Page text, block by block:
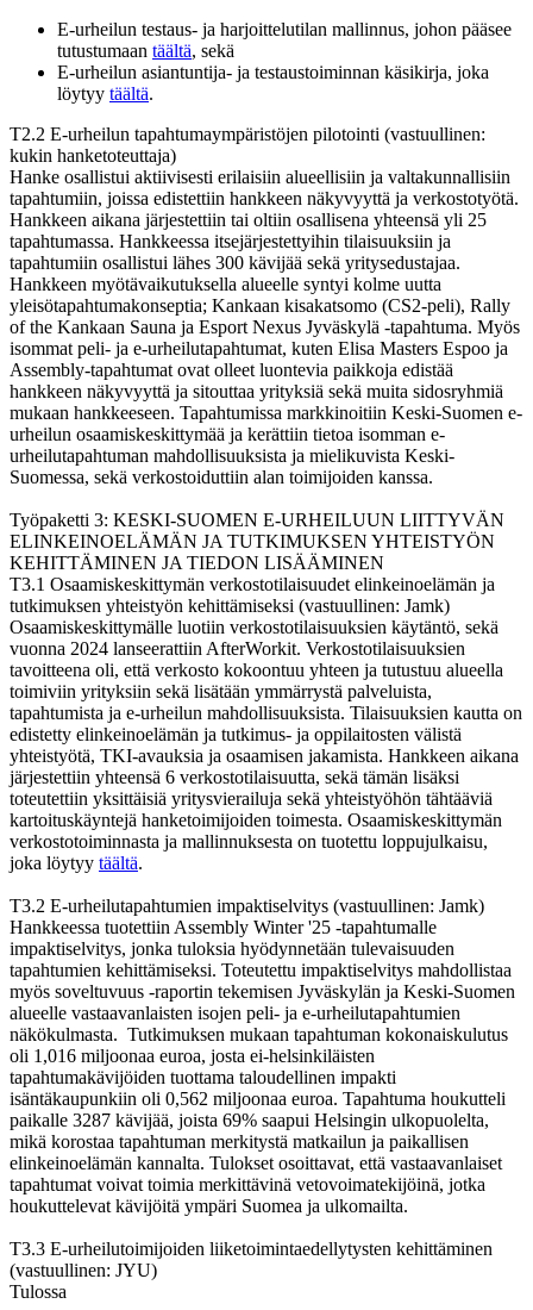
E-urheilun testaus- ja harjoittelutilan mallinnus, johon pääsee
tutustumaan täältä, sekä
E-urheilun asiantuntija- ja testaustoiminnan käsikirja, joka
löytyy täältä.
T2.2 E-urheilun tapahtumaympäristöjen pilotointi (vastuullinen:
kukin hanketoteuttaja)
Hanke osallistui aktiivisesti erilaisiin alueellisiin ja valtakunnallisiin
tapahtumiin, joissa edistettiin hankkeen näkyvyyttä ja verkostotyötä.
Hankkeen aikana järjestettiin tai oltiin osallisena yhteensä yli 25
tapahtumassa. Hankkeessa itsejärjestettyihin tilaisuuksiin ja
tapahtumiin osallistui lähes 300 kävijää sekä yritysedustajaa.
Hankkeen myötävaikutuksella alueelle syntyi kolme uutta
yleisötapahtumakonseptia; Kankaan kisakatsomo (CS2-peli), Rally
of the Kankaan Sauna ja Esport Nexus Jyväskylä -tapahtuma. Myös
isommat peli- ja e-urheilutapahtumat, kuten Elisa Masters Espoo ja
Assembly-tapahtumat ovat olleet luontevia paikkoja edistää
hankkeen näkyvyyttä ja sitouttaa yrityksiä sekä muita sidosryhmiä
mukaan hankkeeseen. Tapahtumissa markkinoitiin Keski-Suomen e-
urheilun osaamiskeskittymää ja kerättiin tietoa isomman e-
urheilutapahtuman mahdollisuuksista ja mielikuvista Keski-
Suomessa, sekä verkostoiduttiin alan toimijoiden kanssa.
Työpaketti 3: KESKI-SUOMEN E-URHEILUUN LIITTYVÄN
ELINKEINOELÄMÄN JA TUTKIMUKSEN YHTEISTYÖN
KEHITTÄMINEN JA TIEDON LISÄÄMINEN
T3.1 Osaamiskeskittymän verkostotilaisuudet elinkeinoelämän ja
tutkimuksen yhteistyön kehittämiseksi (vastuullinen: Jamk)
Osaamiskeskittymälle luotiin verkostotilaisuuksien käytäntö, sekä
vuonna 2024 lanseerattiin AfterWorkit. Verkostotilaisuuksien
tavoitteena oli, että verkosto kokoontuu yhteen ja tutustuu alueella
toimiviin yrityksiin sekä lisätään ymmärrystä palveluista,
tapahtumista ja e-urheilun mahdollisuuksista. Tilaisuuksien kautta on
edistetty elinkeinoelämän ja tutkimus- ja oppilaitosten välistä
yhteistyötä, TKI-avauksia ja osaamisen jakamista. Hankkeen aikana
järjestettiin yhteensä 6 verkostotilaisuutta, sekä tämän lisäksi
toteutettiin yksittäisiä yritysvierailuja sekä yhteistyöhön tähtääviä
kartoituskäyntejä hanketoimijoiden toimesta. Osaamiskeskittymän
verkostotoiminnasta ja mallinnuksesta on tuotettu loppujulkaisu,
joka löytyy täältä.
T3.2 E-urheilutapahtumien impaktiselvitys (vastuullinen: Jamk)
Hankkeessa tuotettiin Assembly Winter '25 -tapahtumalle
impaktiselvitys, jonka tuloksia hyödynnetään tulevaisuuden
tapahtumien kehittämiseksi. Toteutettu impaktiselvitys mahdollistaa
myös soveltuvuus -raportin tekemisen Jyväskylän ja Keski-Suomen
alueelle vastaavanlaisten isojen peli- ja e-urheilutapahtumien
näkökulmasta. Tutkimuksen mukaan tapahtuman kokonaiskulutus
oli 1,016 miljoonaa euroa, josta ei-helsinkiläisten
tapahtumakävijöiden tuottama taloudellinen impakti
isäntäkaupunkiin oli 0,562 miljoonaa euroa. Tapahtuma houkutteli
paikalle 3287 kävijää, joista 69% saapui Helsingin ulkopuolelta,
mikä korostaa tapahtuman merkitystä matkailun ja paikallisen
elinkeinoelämän kannalta. Tulokset osoittavat, että vastaavanlaiset
tapahtumat voivat toimia merkittävinä vetovoimatekijöinä, jotka
houkuttelevat kävijöitä ympäri Suomea ja ulkomailta.
T3.3 E-urheilutoimijoiden liiketoimintaedellytysten kehittäminen
(vastuullinen: JYU)
Tulossa